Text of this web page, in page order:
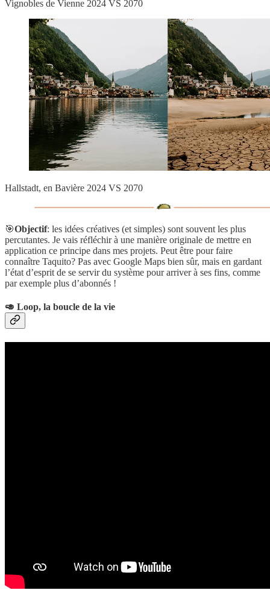
Vignobles de Vienne 2024 VS 2070
Hallstadt, en Bavière 2024 VS 2070
🎯Objectif: les idées créatives (et simples) sont souvent les plus
percutantes. Je vais réfléchir à une manière originale de mettre en
application ce principe dans mes projets. Peut être pour faire
connaître Taquito? Pas avec Google Maps bien sûr, mais en gardant
l’état d’esprit de se servir du système pour arriver à ses fins, comme
par exemple plus d’abonnés !
🥑 Loop, la boucle de la vie